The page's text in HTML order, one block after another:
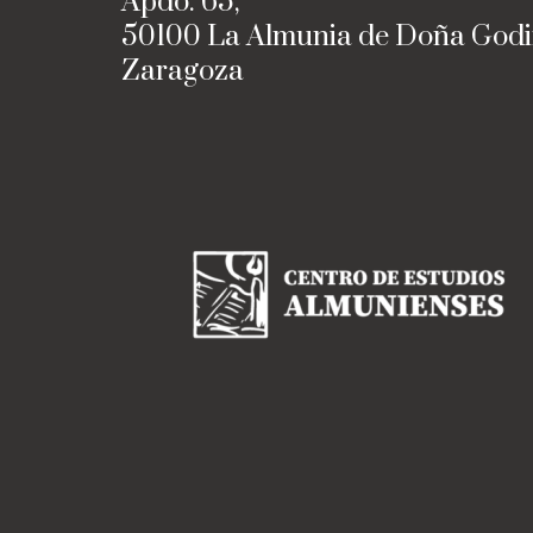
50100 La Almunia de Doña
Zaragoza